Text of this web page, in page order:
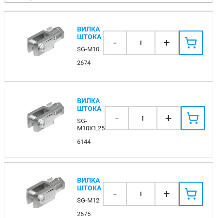
ВИЛКА
ШТОКА
SG-M10
2674
- 1 +
ВИЛКА
ШТОКА
SG-
M10X1,25
6144
- 1 +
ВИЛКА
ШТОКА
SG-M12
2675
- 1 +